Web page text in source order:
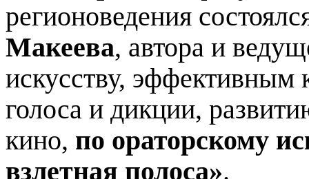
регионоведения
Макеева, автора и
искусству, эффективным
голоса и дикции,
кино, по ораторскому
взлетная полоса».